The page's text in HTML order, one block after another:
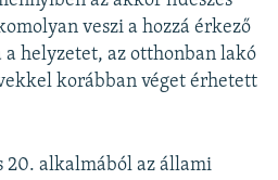
veszi a hozzá érkező
helyzetet, az otthonban lakó
korábban véget érhetett
20. alkalmából az állami